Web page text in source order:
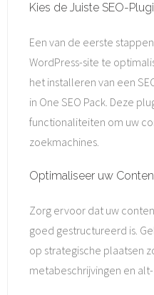
Kies de Juiste SEO-
Een van de eerste
WordPress-site te
het installeren van een
in One SEO Pack. Deze
functionaliteiten om uw
zoekmachines.
Optimaliseer uw
Zorg ervoor dat uw
goed gestructureerd is.
op strategische plaatsen
metabeschrijvingen en